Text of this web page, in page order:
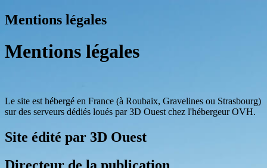
Mentions légales
Mentions légales
Le site est hébergé en France (à Roubaix, Gravelines ou Strasbourg)
sur des serveurs dédiés loués par 3D Ouest chez l'hébergeur OVH.
Site édité par 3D Ouest
Directeur de la publication